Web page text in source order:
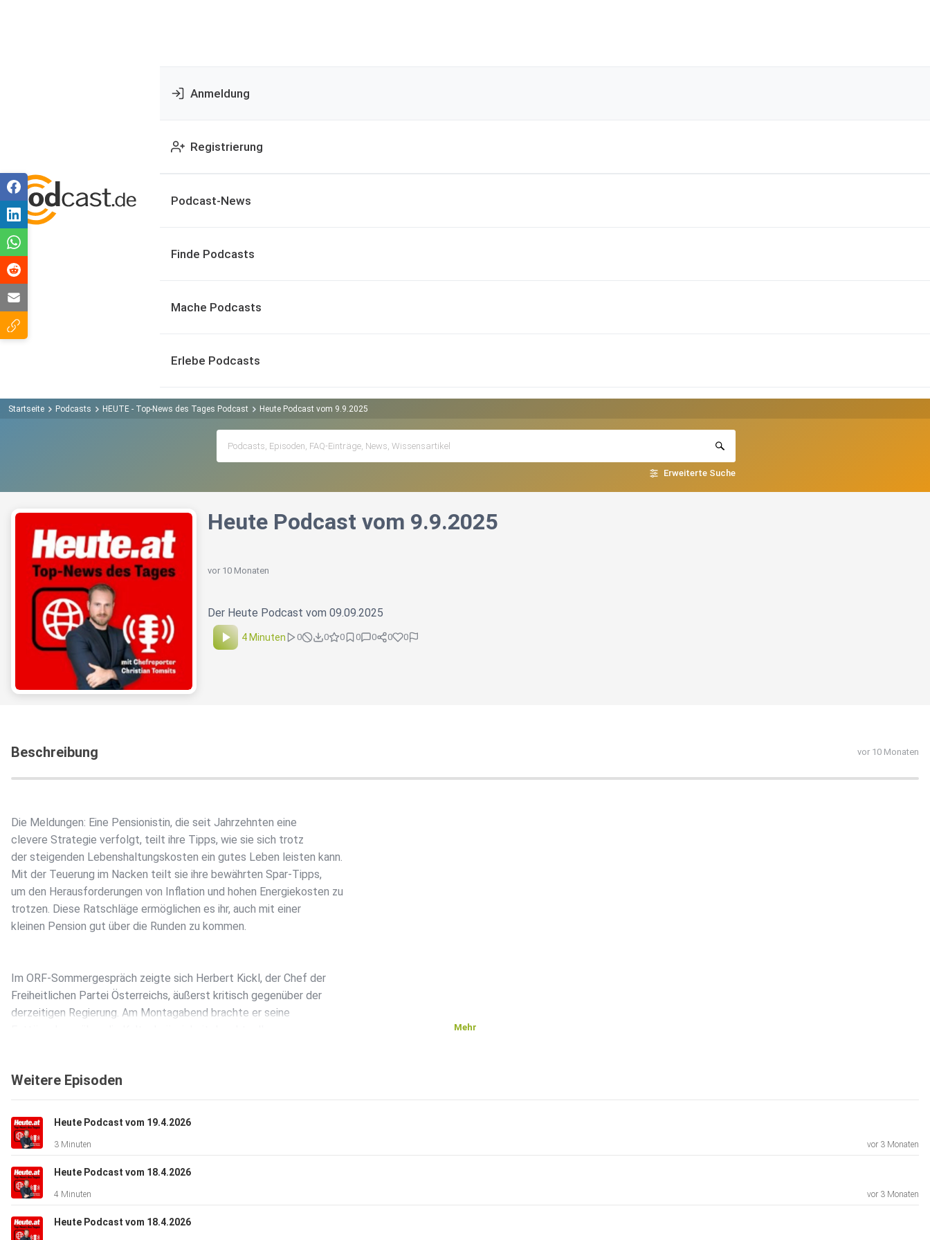
Anmeldung
Registrierung
Podcast-News
Finde Podcasts
Mache Podcasts
Erlebe Podcasts
Startseite Podcasts HEUTE - Top-News des Tages Podcast Heute Podcast vom 9.9.2025
Erweiterte Suche
Heute Podcast vom 9.9.2025
vor 10 Monaten
Der Heute Podcast vom 09.09.2025
4 Minuten 0 0 0 0 0 0 0
Beschreibung vor 10 Monaten
Die Meldungen: Eine Pensionistin, die seit Jahrzehnten eine
clevere Strategie verfolgt, teilt ihre Tipps, wie sie sich trotz
der steigenden Lebenshaltungskosten ein gutes Leben leisten kann.
Mit der Teuerung im Nacken teilt sie ihre bewährten Spar-Tipps,
um den Herausforderungen von Inflation und hohen Energiekosten zu
trotzen. Diese Ratschläge ermöglichen es ihr, auch mit einer
kleinen Pension gut über die Runden zu kommen.
Im ORF-Sommergespräch zeigte sich Herbert Kickl, der Chef der
Freiheitlichen Partei Österreichs, äußerst kritisch gegenüber der
derzeitigen Regierung. Am Montagabend brachte er seine
der Regierung ab und sparte nicht an scharfer Kritik.
Wolfgang Plößnig, der mit seinen zweihundertzwanzig Kilogramm auf
einen speziellen Rollstuhl angewiesen ist, steckt in einem
nervenaufreibenden Kampf mit der Österreichischen
Gesundheitskasse um die Finanzierung eines
Schwerlast-Rollstuhls. Die Kasse hat die Kostenübernahme
Mehr
Weitere Episoden
Heute Podcast vom 19.4.2026
3 Minuten vor 3 Monaten
Heute Podcast vom 18.4.2026
4 Minuten vor 3 Monaten
Heute Podcast vom 18.4.2026